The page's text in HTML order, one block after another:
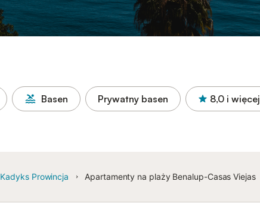
Basen Prywatny basen 8,0 i więcej
Kadyks Prowincja Apartamenty na plaży Benalup-Casas Viejas